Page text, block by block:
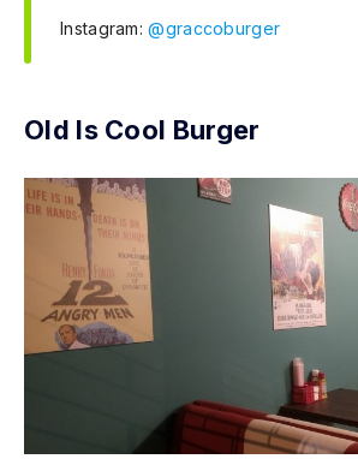
Instagram:@graccoburger
Old Is Cool Burger